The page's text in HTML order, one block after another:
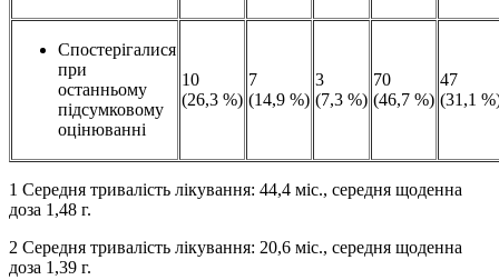
Спостерігалися
при
останньому
підсумковому
оцінюванні
10
(26,3 %)
7
(14,9 %)
3
(7,3 %)
70
(46,7 %)
47
(31,1
1 Середня тривалість лікування: 44,4 міс., середня щоденна
доза 1,48 г.
2 Середня тривалість лікування: 20,6 міс., середня щоденна
доза 1,39 г.